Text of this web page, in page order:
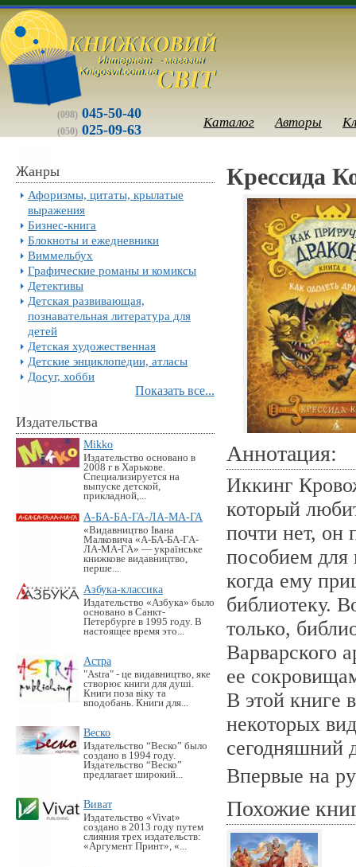
(098) 045-50-40
(050) 025-09-63 Каталог Авторы
Жанры
Афоризмы, цитаты, крылатые
выражения
Бизнес-книга
Блокноты и ежедневники
Виммельбух
Графические романы и комиксы
Детективы
Детская развивающая,
познавательная литература для
детей
Детская художественная
Детские энциклопедии, атласы
Досуг, хобби
Показать все...
Издательства
Mikko
Издательство основано в
2008 г в Харькове.
Специализируется на
выпуске детской,
прикладной,...
А-БА-БА-ГА-ЛА-МА-ГА
«Видавництво Івана
Малковича «А-БА-БА-ГА-
ЛА-МА-ГА» — українське
книжкове видавництво,
перше...
Азбука-классика
Издательство «Азбука» было
основано в Санкт-
Петербурге в 1995 году. В
настоящее время это...
Астра
"Astra" - це видавництво, яке
створює книги для душі.
Книги поза віку та
вподобань. Книги для...
Веско
Издательство “Веско” было
создано в 1994 году.
Издательство “Веско”
предлагает широкий...
Виват
Издательство «Vivat»
создано в 2013 году путем
слияния трех издательств:
«Аргумент Принт», «...
Крессида
Аннотация:
Иккинг
который
почти нет, он
пособием для
когда ему
библиотеку.
только,
Варварского
ее
В этой книге
некоторых
сегодняшний
Впервые на
Похожие